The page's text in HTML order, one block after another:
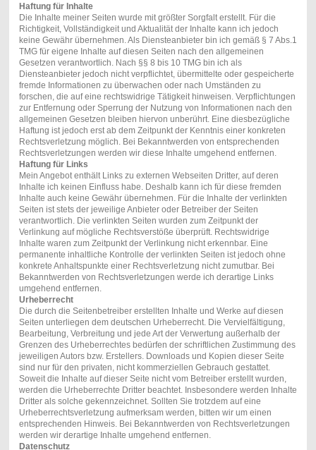
Haftung für Inhalte
Die Inhalte meiner Seiten wurde mit größter Sorgfalt erstellt. Für die
Richtigkeit, Vollständigkeit und Aktualität der Inhalte kann ich jedoch
keine Gewähr übernehmen. Als Diensteanbieter bin ich gemäß § 7 Abs.1
TMG für eigene Inhalte auf diesen Seiten nach den allgemeinen
Gesetzen verantwortlich. Nach §§ 8 bis 10 TMG bin ich als
Diensteanbieter jedoch nicht verpflichtet, übermittelte oder gespeicherte
fremde Informationen zu überwachen oder nach Umständen zu
forschen, die auf eine rechtswidrige Tätigkeit hinweisen. Verpflichtungen
zur Entfernung oder Sperrung der Nutzung von Informationen nach den
allgemeinen Gesetzen bleiben hiervon unberührt. Eine diesbezügliche
Haftung ist jedoch erst ab dem Zeitpunkt der Kenntnis einer konkreten
Rechtsverletzung möglich. Bei Bekanntwerden von entsprechenden
Rechtsverletzungen werden wir diese Inhalte umgehend entfernen.
Haftung für Links
Mein Angebot enthält Links zu externen Webseiten Dritter, auf deren
Inhalte ich keinen Einfluss habe. Deshalb kann ich für diese fremden
Inhalte auch keine Gewähr übernehmen. Für die Inhalte der verlinkten
Seiten ist stets der jeweilige Anbieter oder Betreiber der Seiten
verantwortlich. Die verlinkten Seiten wurden zum Zeitpunkt der
Verlinkung auf mögliche Rechtsverstöße überprüft. Rechtswidrige
Inhalte waren zum Zeitpunkt der Verlinkung nicht erkennbar. Eine
permanente inhaltliche Kontrolle der verlinkten Seiten ist jedoch ohne
konkrete Anhaltspunkte einer Rechtsverletzung nicht zumutbar. Bei
Bekanntwerden von Rechtsverletzungen werde ich derartige Links
umgehend entfernen.
Urheberrecht
Die durch die Seitenbetreiber erstellten Inhalte und Werke auf diesen
Seiten unterliegen dem deutschen Urheberrecht. Die Vervielfältigung,
Bearbeitung, Verbreitung und jede Art der Verwertung außerhalb der
Grenzen des Urheberrechtes bedürfen der schriftlichen Zustimmung des
jeweiligen Autors bzw. Erstellers. Downloads und Kopien dieser Seite
sind nur für den privaten, nicht kommerziellen Gebrauch gestattet.
Soweit die Inhalte auf dieser Seite nicht vom Betreiber erstellt wurden,
werden die Urheberrechte Dritter beachtet. Insbesondere werden Inhalte
Dritter als solche gekennzeichnet. Sollten Sie trotzdem auf eine
Urheberrechtsverletzung aufmerksam werden, bitten wir um einen
entsprechenden Hinweis. Bei Bekanntwerden von Rechtsverletzungen
werden wir derartige Inhalte umgehend entfernen.
Datenschutz